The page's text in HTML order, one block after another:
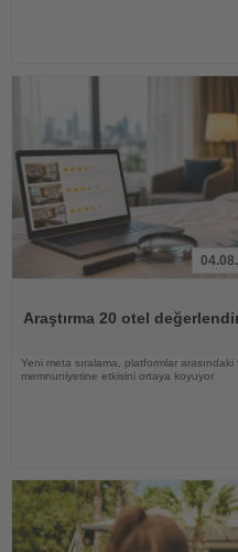
Araştırma 20 otel
Yeni meta sıralama, platformlar
memnuniyetine etkisini ortaya koyuyor